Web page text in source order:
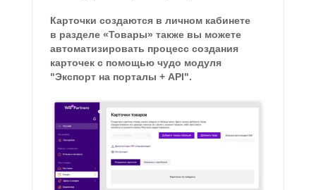
Карточки создаются в личном кабинете
в разделе «Товары» также вы можете
автоматизировать процесс создания
карточек с помощью чудо модуля
"Экспорт на порталы + API".